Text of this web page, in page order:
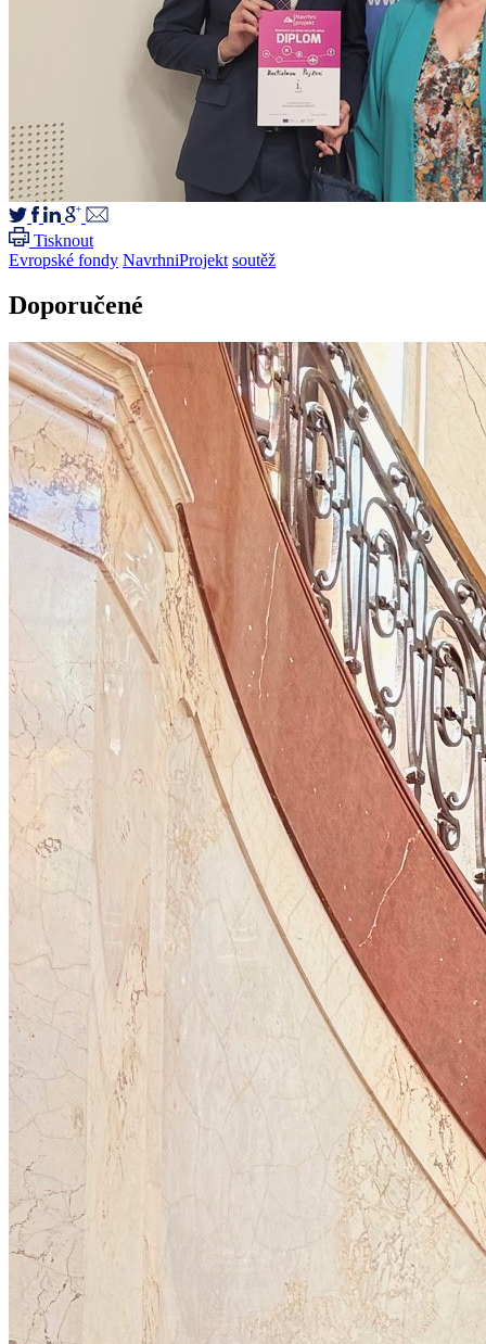
Tisknout
Evropské fondy NavrhniProjekt soutěž
Doporučené